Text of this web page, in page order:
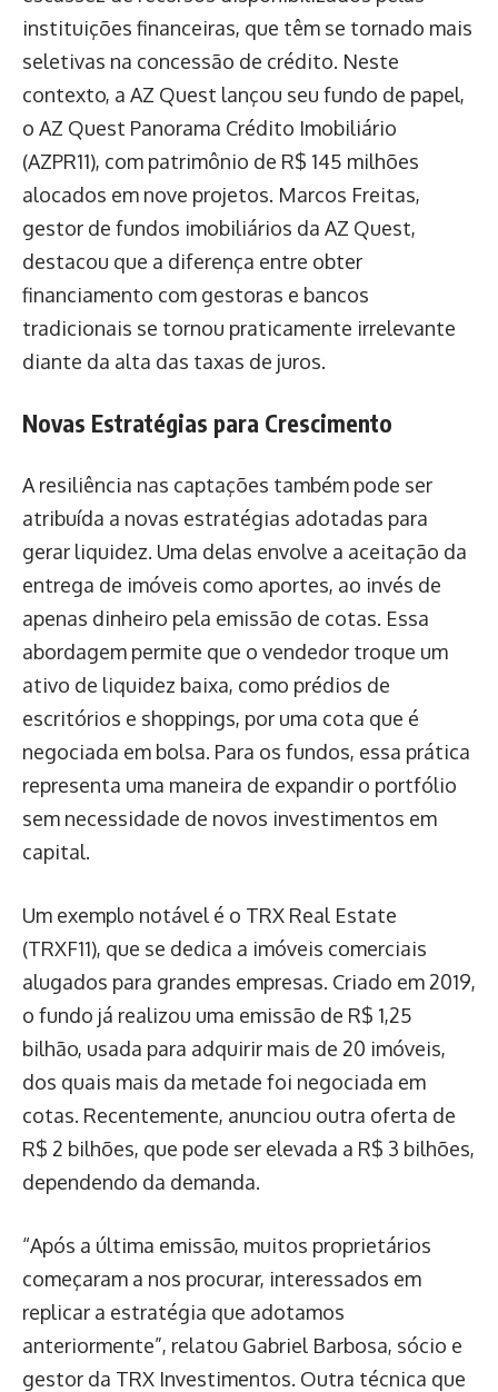
instituições financeiras, que têm se tornado mais
seletivas na concessão de crédito. Neste
contexto, a AZ Quest lançou seu fundo de papel,
o AZ Quest Panorama Crédito Imobiliário
(AZPR11), com patrimônio de R$ 145 milhões
alocados em nove projetos. Marcos Freitas,
gestor de fundos imobiliários da AZ Quest,
destacou que a diferença entre obter
financiamento com gestoras e bancos
tradicionais se tornou praticamente irrelevante
diante da alta das taxas de juros.
Novas Estratégias para Crescimento
A resiliência nas captações também pode ser
atribuída a novas estratégias adotadas para
gerar liquidez. Uma delas envolve a aceitação da
entrega de imóveis como aportes, ao invés de
apenas dinheiro pela emissão de cotas. Essa
abordagem permite que o vendedor troque um
ativo de liquidez baixa, como prédios de
escritórios e shoppings, por uma cota que é
negociada em bolsa. Para os fundos, essa prática
representa uma maneira de expandir o portfólio
sem necessidade de novos investimentos em
capital.
Um exemplo notável é o TRX Real Estate
(TRXF11), que se dedica a imóveis comerciais
alugados para grandes empresas. Criado em 2019,
o fundo já realizou uma emissão de R$ 1,25
bilhão, usada para adquirir mais de 20 imóveis,
dos quais mais da metade foi negociada em
cotas. Recentemente, anunciou outra oferta de
R$ 2 bilhões, que pode ser elevada a R$ 3 bilhões,
dependendo da demanda.
“Após a última emissão, muitos proprietários
começaram a nos procurar, interessados em
replicar a estratégia que adotamos
anteriormente”, relatou Gabriel Barbosa, sócio e
gestor da TRX Investimentos. Outra técnica que